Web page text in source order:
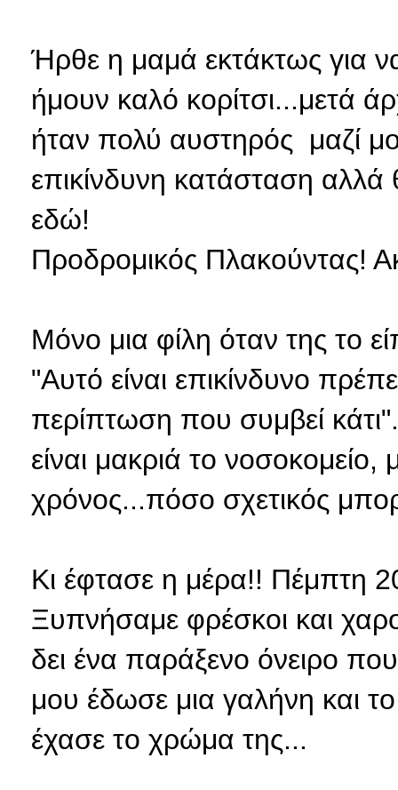
Ήρθε η μαμά εκτάκτως για
ήμουν καλό κορίτσι...μετά
ήταν πολύ αυστηρός μαζί
επικίνδυνη κατάσταση
εδώ!
Προδρομικός Πλακούντας!
Μόνο μια φίλη όταν της το
"Αυτό είναι επικίνδυνο
περίπτωση που συμβεί
είναι μακριά το
χρόνος...πόσο σχετικός
Κι έφτασε η μέρα!! Πέμπτη
Ξυπνήσαμε φρέσκοι και
δει ένα παράξενο όνειρο
μου έδωσε μια γαλήνη και
έχασε το χρώμα της...